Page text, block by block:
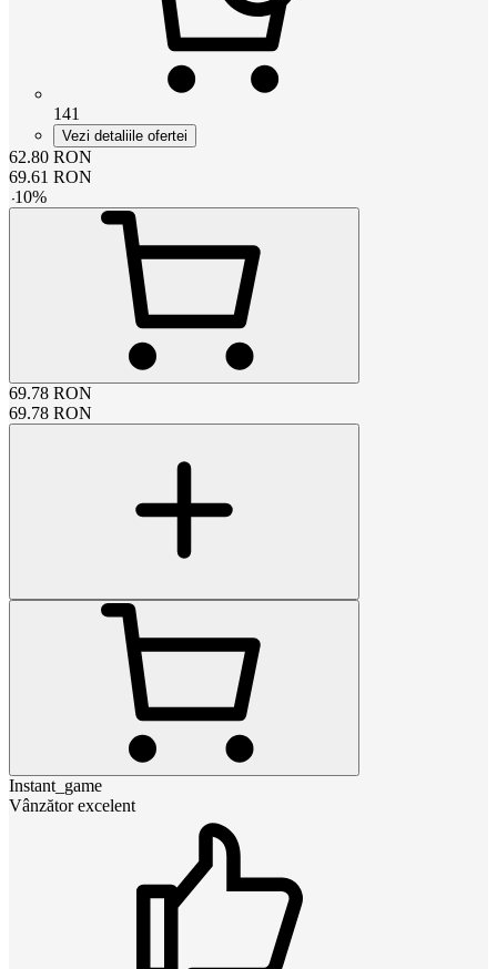
141
Vezi detaliile ofertei
62.80 RON
69.61 RON
-10%
69.78 RON
69.78 RON
Instant_game
Vânzător excelent